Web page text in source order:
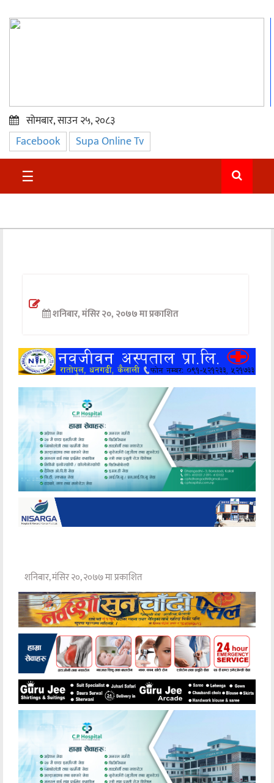
प्रमुख
समाचार
सुदुर
अन्तर्वार्ता
खेलकुद
मनोरञ्जन
अन्य
सोमबार, साउन २५, २०८३
Facebook Supa Online Tv
☰
शनिबार, मंसिर २०, २०७७ मा प्रकाशित
शनिबार, मंसिर २०, २०७७ मा प्रकाशित